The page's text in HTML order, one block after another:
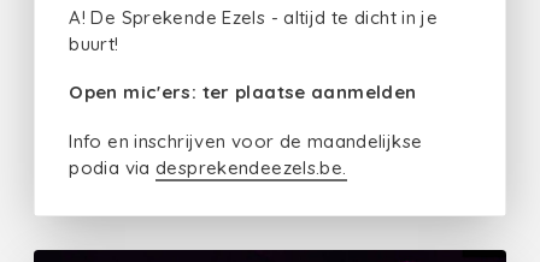
A! De Sprekende Ezels - altijd te dicht in je
buurt!
Open mic'ers: ter plaatse aanmelden
Info en inschrijven voor de maandelijkse
podia via desprekendeezels.be.